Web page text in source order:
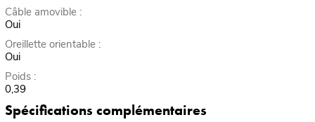
Câble amovible :
Oui
Oreillette orientable :
Oui
Poids :
0,39
Spécifications complémentaires